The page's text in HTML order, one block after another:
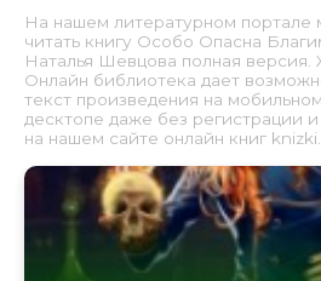
На нашем литературном портале
читать книгу Особо Опасна
Наталья Шевцова полная версия.
Онлайн библиотека дает
текст произведения на
десктопе даже без регистрации
на нашем сайте онлайн книг